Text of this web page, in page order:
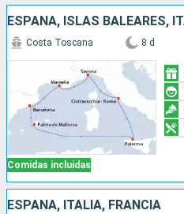
Comidas incluidas
Costa Toscana 8 d
ESPAÑA, ITALIA, FRANCIA